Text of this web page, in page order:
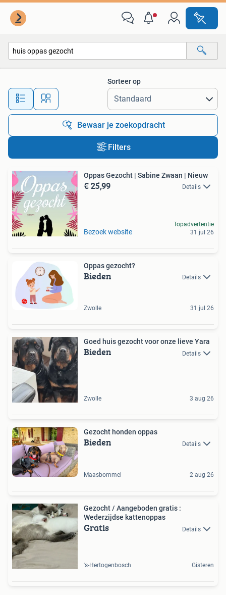
Alle afstanden…
Sorteer op
Bewaar je zoekopdracht
Filters
Oppas Gezocht | Sabine Zwaan | Nieuw
€ 25,99 Details
Bezoek website
Topadvertentie
31 jul 26
Oppas gezocht?
Bieden Details
Zwolle 31 jul 26
Goed huis gezocht voor onze lieve Yara
Bieden Details
Zwolle 3 aug 26
Gezocht honden oppas
Bieden Details
Maasbommel 2 aug 26
Gezocht / Aangeboden gratis :
Wederzijdse kattenoppas
Gratis Details
's-Hertogenbosch Gisteren